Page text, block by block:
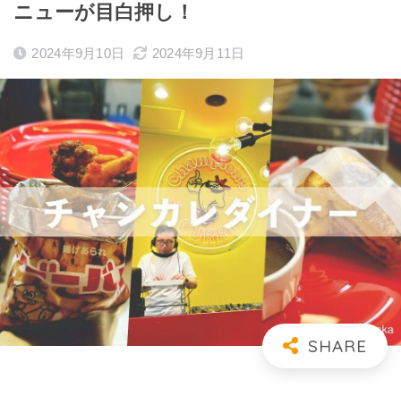
ニューが目白押し！
2024年9月10日 2024年9月11日